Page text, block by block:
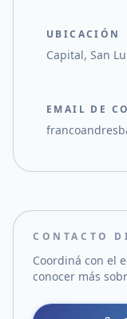
UBICACIÓN
Capital, San
EMAIL DE
CONTACTO
Coordiná con el
conocer más